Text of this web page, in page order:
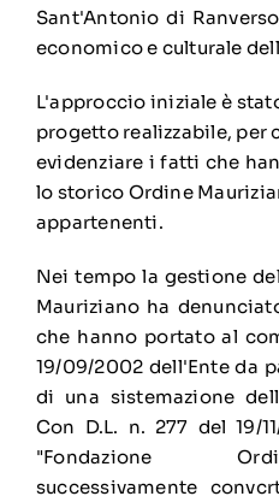
Sant'Antonio di
economico e culturale
L'approccio iniziale è
progetto realizzabile, per
evidenziare i fatti che
lo storico Ordine
appartenenti.
Nei tempo la gestione
Mauriziano ha
che hanno portato al
19/09/2002 dell'Ente da
di una sistemazione
Con D.L. n. 277 del 19/
"Fondazione
successivamente